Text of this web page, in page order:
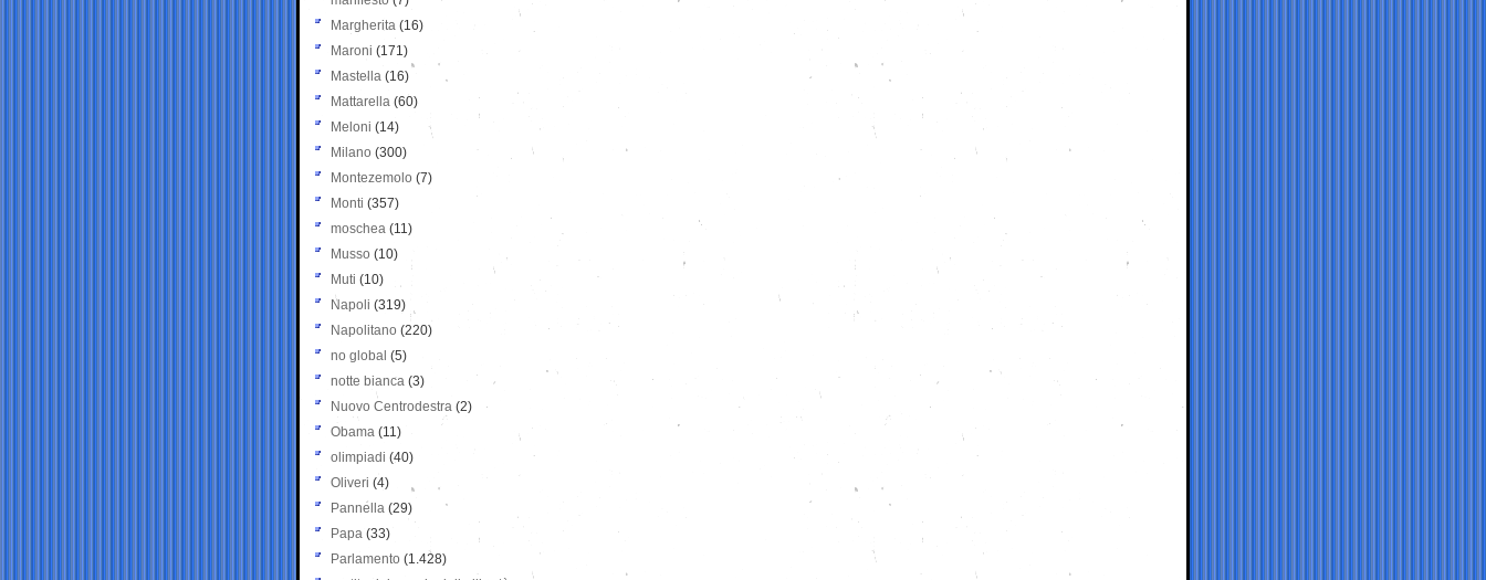
Margherita (16)
Maroni (171)
Mastella (16)
Mattarella (60)
Meloni (14)
Milano (300)
Montezemolo (7)
Monti (357)
moschea (11)
Musso (10)
Muti (10)
Napoli (319)
Napolitano (220)
no global (5)
notte bianca (3)
Nuovo Centrodestra (2)
Obama (11)
olimpiadi (40)
Oliveri (4)
Pannella (29)
Papa (33)
Parlamento (1.428)